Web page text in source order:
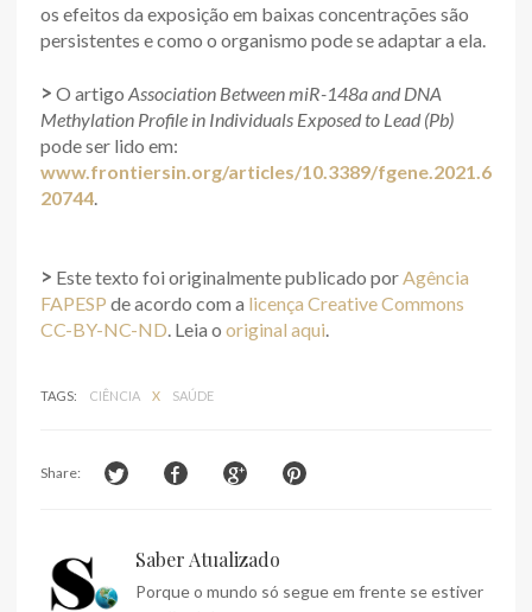
os efeitos da exposição em baixas concentrações são
persistentes e como o organismo pode se adaptar a ela.
> O artigo Association Between miR-148a and DNA
Methylation Profile in Individuals Exposed to Lead (Pb)
pode ser lido em:
www.frontiersin.org/articles/10.3389/fgene.2021.6
20744
> Este texto foi originalmente publicado por Agência
FAPESP de acordo com a licença Creative Commons
CC-BY-NC-ND . Leia o original aqui
TAGS: CIÊNCIA X SAÚDE
Share:
Saber Atualizado
Porque o mundo só segue em frente se estiver